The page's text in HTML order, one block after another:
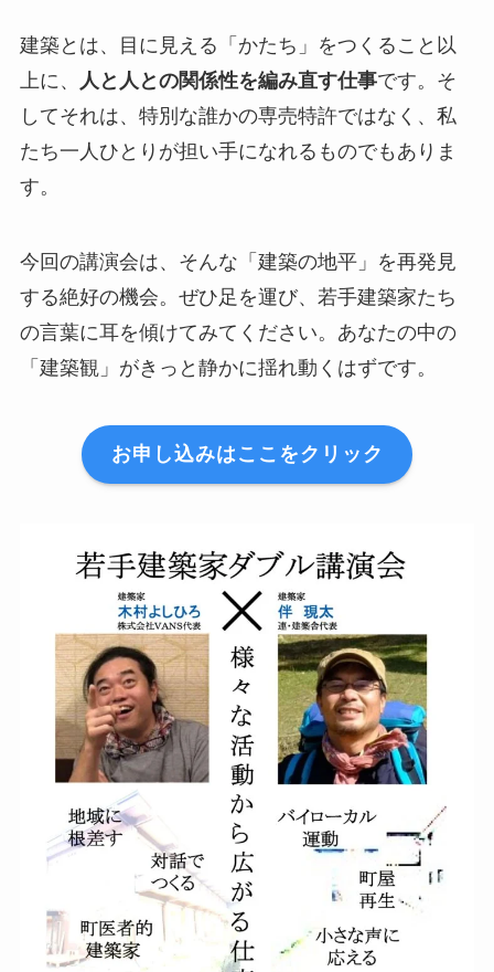
建築とは、目に見える「かたち」をつくること以
上に、
人と人との関係性を編み直す仕事です。そ
してそれは、特別な誰かの専売特許ではなく、私
たち一人ひとりが担い手になれるものでもありま
す。
今回の講演会は、そんな「建築の地平」を再発見
する絶好の機会。ぜひ足を運び、若手建築家たち
の言葉に耳を傾けてみてください。あなたの中の
「建築観」がきっと静かに揺れ動くはずです。
お申し込みはここをクリック